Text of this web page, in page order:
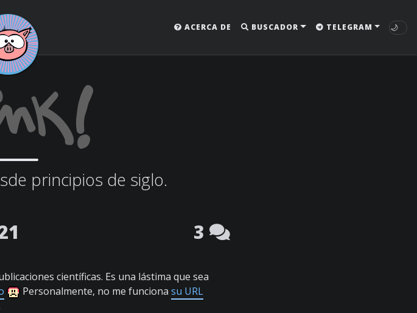
ACERCA DE BUSCADOR TELEGRAM 🌙
principios de siglo.
3
científicas. Es una lástima que sea
Personalmente, no me funciona su URL